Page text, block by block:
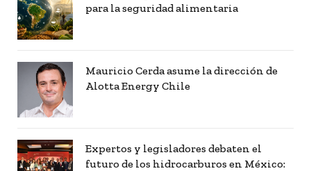
para la seguridad alimentaria
Mauricio Cerda asume la dirección de
Alotta Energy Chile
Expertos y legisladores debaten el
futuro de los hidrocarburos en México: